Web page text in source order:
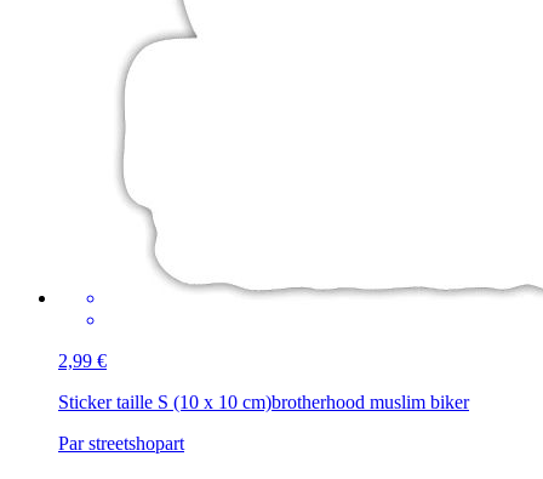
2,99 €
Sticker taille S (10 x 10 cm)brotherhood muslim biker
Par streetshopart